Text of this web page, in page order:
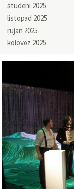
studeni 2025
listopad 2025
rujan 2025
kolovoz 2025